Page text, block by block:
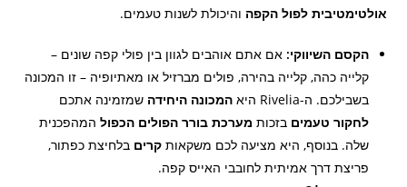
אולטימטיבית לפול הקפה והיכולת לשנות טעמים.
הקסם השיווקי: אם אתם אוהבים לגוון בין פולי קפה שונים –
קלייה כהה, קלייה בהירה, פולים מברזיל או מאתיופיה – זו המכונה
בשבילכם. ה-Rivelia היא
המכונה היחידה שמזמינה אתכם
לחקור טעמים בזכות מערכת בורר הפולים הכפול המהפכנית
שלה. בנוסף, היא מציעה לכם משקאותקרים בלחיצת כפתור,
פריצת דרך אמיתית לחובבי האייס קפה.